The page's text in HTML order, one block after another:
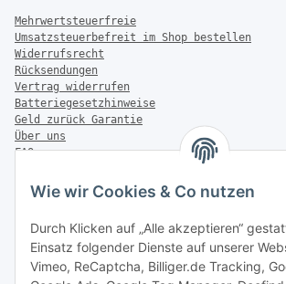
Wie wir Cookies & Co nutzen
Durch Klicken auf „Alle akzeptieren“
Einsatz folgender Dienste auf unserer
Vimeo, ReCaptcha, Billiger.de Tracking,
Mehrwertsteuerfreie
Umsatzsteuerbefreit im Shop bestellen
Widerrufsrecht
Rücksendungen
Vertrag widerrufen
Batteriegesetzhinweise
Geld zurück Garantie
Über uns
FAQ
Zahlung & Versand